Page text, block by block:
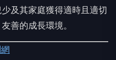
及其家庭獲得適時且適切
善的成長環境。